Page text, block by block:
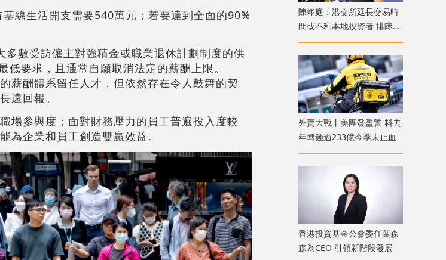
線生活開支需要540萬元；若要達到全面的90%
數受訪僱主對強積金或職業退休計劃制度的供
要求，且通常自願取消法定的薪酬上限。
薪酬體系留任人才，但依然存在令人鼓舞的契
遠回報。
場參與度；面對財務壓力的員工普遍投入度較
為企業和員工創造雙贏效益。
陳翊庭：港交所延長交易時
間或不利本地投資者 排隊上
市公司數量創新高
外賣大戰丨美團發盈警 料去
年轉蝕逾233億今季未止血
香港投資基金公會委任葉森
森為CEO 引領新階段發展